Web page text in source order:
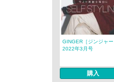
GINGER［ジンジャー
2022年3月号
購入